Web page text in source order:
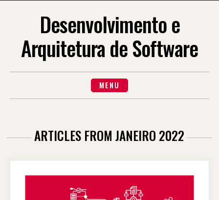
Desenvolvimento e
Arquitetura de Software
MENU
ARTICLES FROM JANEIRO 2022